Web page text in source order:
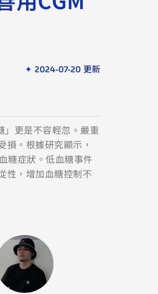
✦ 2024-07-20 更新
」更是不容輕忽。嚴重
損。根據研究顯示，
糖症狀。低血糖事件
性，增加血糖控制不